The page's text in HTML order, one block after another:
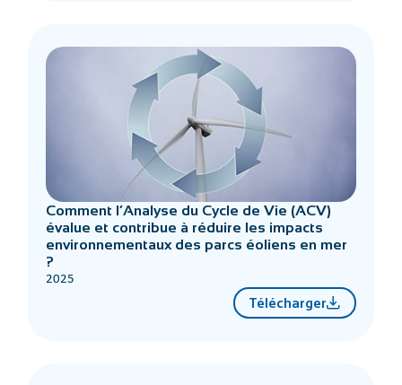
Comment l’Analyse du Cycle de Vie (ACV)
évalue et contribue à réduire les impacts
environnementaux des parcs éoliens en mer
?
2025
Télécharger